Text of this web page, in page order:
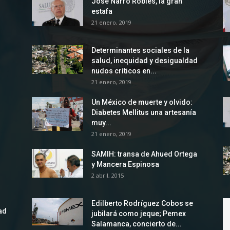
estafa
21 enero, 2019
Determinantes sociales de la
salud, inequidad y desigualdad
nudos críticos en...
21 enero, 2019
Un México de muerte y olvido:
Diabetes Mellitus una artesanía
muy...
21 enero, 2019
SAMIH: transa de Ahued Ortega
y Mancera Espinosa
2 abril, 2015
Edilberto Rodríguez Cobos se
jubilará como jeque; Pemex
Salamanca, concierto de...